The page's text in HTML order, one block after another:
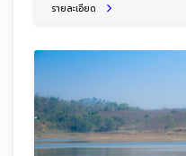
รายละเอียด